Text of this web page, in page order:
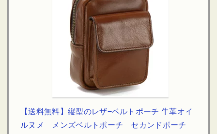
【送料無料】縦型のレザ−ベルトポーチ 牛革オイ
ルヌメ メンズベルトポーチ セカンドポーチ